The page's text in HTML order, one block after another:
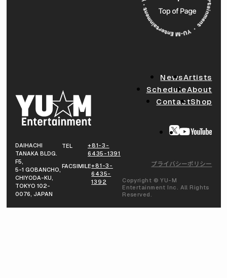
DAIHACHI
TANAKA BLDG.
F5,
5-1 GOBANCHO,
CHIYODA-KU,
TOKYO 102-
0076, JAPAN
TEL
+81-3-
6435-1391
FACSIMILE+81-3-
6435-
1392
NewsArtists
ScheduleAbout
ContactShop
プライバシーポリシー
Copyright © YU-M
Entertainment Inc. All Rights
Reserved.